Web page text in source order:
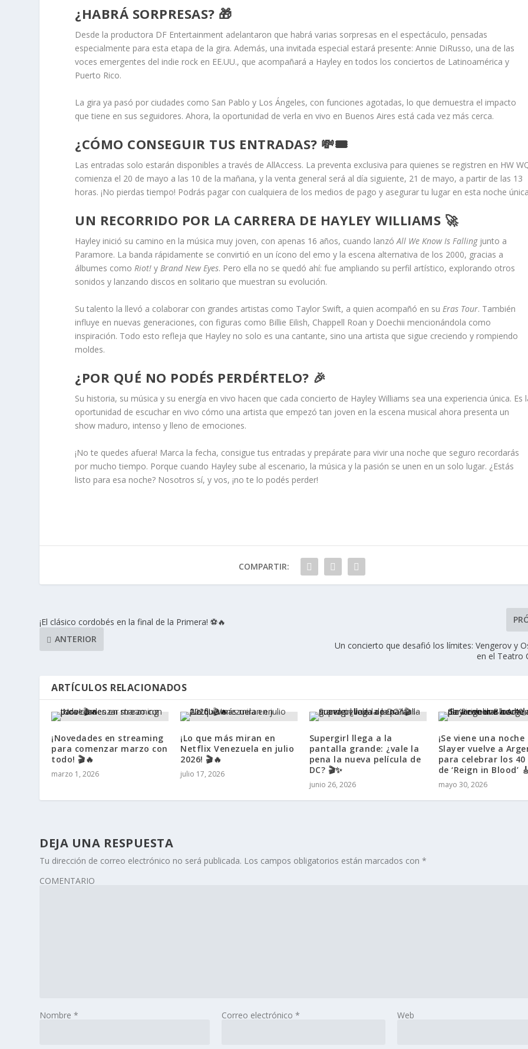
¿HABRÁ SORPRESAS? 🎁
Desde la productora DF Entertainment adelantaron que habrá varias sorpresas en el espectáculo, pensadas
especialmente para esta etapa de la gira. Además, una invitada especial estará presente: Annie DiRusso, una de las
voces emergentes del indie rock en EE.UU., que acompañará a Hayley en todos los conciertos de Latinoamérica y
Puerto Rico.
La gira ya pasó por ciudades como San Pablo y Los Ángeles, con funciones agotadas, lo que demuestra el impacto
que tiene en sus seguidores. Ahora, la oportunidad de verla en vivo en Buenos Aires está cada vez más cerca.
¿CÓMO CONSEGUIR TUS ENTRADAS? 💸🎟️
Las entradas solo estarán disponibles a través de AllAccess. La preventa exclusiva para quienes se registren en HW
comienza el 20 de mayo a las 10 de la mañana, y la venta general será al día siguiente, 21 de mayo, a partir de las 13
horas. ¡No pierdas tiempo! Podrás pagar con cualquiera de los medios de pago y asegurar tu lugar en esta noche
UN RECORRIDO POR LA CARRERA DE HAYLEY WILLIAMS 🚀
Hayley inició su camino en la música muy joven, con apenas 16 años, cuando lanzóAll We Know Is Fallingjunto a
Paramore. La banda rápidamente se convirtió en un ícono del emo y la escena alternativa de los 2000, gracias a
álbumes comoRiot! yBrand New Eyes. Pero ella no se quedó ahí: fue ampliando su perfil artístico, explorando otros
sonidos y lanzando discos en solitario que muestran su evolución.
Su talento la llevó a colaborar con grandes artistas como Taylor Swift, a quien acompañó en su Eras Tour. También
influye en nuevas generaciones, con figuras como Billie Eilish, Chappell Roan y Doechii mencionándola como
inspiración. Todo esto refleja que Hayley no solo es una cantante, sino una artista que sigue creciendo y rompiendo
moldes.
¿POR QUÉ NO PODÉS PERDÉRTELO? 🎉
Su historia, su música y su energía en vivo hacen que cada concierto de Hayley Williams sea una experiencia única. Es
oportunidad de escuchar en vivo cómo una artista que empezó tan joven en la escena musical ahora presenta un
show maduro, intenso y lleno de emociones.
¡No te quedes afuera! Marca la fecha, consigue tus entradas y prepárate para vivir una noche que seguro recordarás
por mucho tiempo. Porque cuando Hayley sube al escenario, la música y la pasión se unen en un solo lugar. ¿Estás
listo para esa noche? Nosotros sí, y vos, ¡no te lo podés perder!
COMPARTIR:
¡El clásico cordobés en la final de la Primera! ⚽🔥
ANTERIOR
Un concierto que desafió los límites: Vengerov y
en el Teatro
ARTÍCULOS RELACIONADOS
¡Novedades en streaming
para comenzar marzo con
todo! 🎬🔥
marzo 1, 2026
¡Lo que más miran en
Netflix Venezuela en julio
2026! 🎬🔥
julio 17, 2026
Supergirl llega a la
pantalla grande: ¿vale la
pena la nueva película de
DC? 🎬✨
junio 26, 2026
¡Se viene una
Slayer vuelve a
para celebrar los 40
de ‘Reign in Blood’
mayo 30, 2026
DEJA UNA RESPUESTA
Tu dirección de correo electrónico no será publicada. Los campos obligatorios están marcados con*
COMENTARIO
Nombre* Correo electrónico * Web